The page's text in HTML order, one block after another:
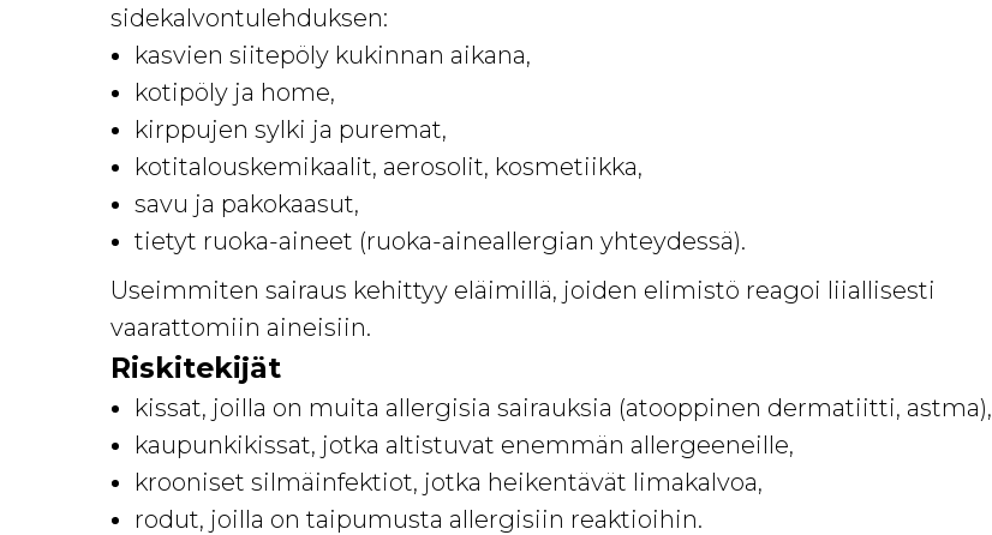
sidekalvontulehduksen:
kasvien siitepöly kukinnan aikana,
kotipöly ja home,
kirppujen sylki ja puremat,
kotitalouskemikaalit, aerosolit, kosmetiikka,
savu ja pakokaasut,
tietyt ruoka-aineet (ruoka-aineallergian yhteydessä).
Useimmiten sairaus kehittyy eläimillä, joiden elimistö reagoi liiallisesti
vaarattomiin aineisiin.
Riskitekijät
kissat, joilla on muita allergisia sairauksia (atooppinen dermatiitti, astma),
kaupunkikissat, jotka altistuvat enemmän allergeeneille,
krooniset silmäinfektiot, jotka heikentävät limakalvoa,
rodut, joilla on taipumusta allergisiin reaktioihin.